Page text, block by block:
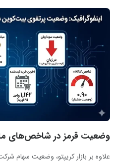
وضعیت قرمز در شاخص‌های
علاوه بر بازار کریپتو، وضعیت سهام